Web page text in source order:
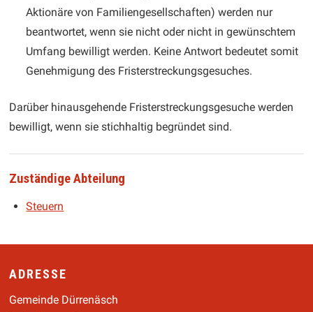
Aktionäre von Familiengesellschaften) werden nur
beantwortet, wenn sie nicht oder nicht in gewünschtem
Umfang bewilligt werden. Keine Antwort bedeutet somit
Genehmigung des Fristerstreckungsgesuches.
Darüber hinausgehende Fristerstreckungsgesuche werden
bewilligt, wenn sie stichhaltig begründet sind.
Zuständige Abteilung
Steuern
Footer
ADRESSE
Gemeinde Dürrenäsch